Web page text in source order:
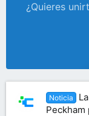
¿Quieres
Noticia
Peckham